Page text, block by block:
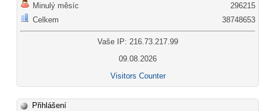
Minulý měsíc
Celkem
296215
38748653
Vaše IP: 216.73.217.99
09.08.2026
Visitors Counter
Přihlášení